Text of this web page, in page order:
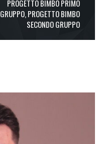
PROGETTO BIMBO PRIMO
GRUPPO, PROGETTO BIMBO
SECONDO GRUPPO